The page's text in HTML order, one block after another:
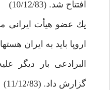
افتتاح شد. (10/12/83)
يك عضو هيأت ايرانى
اروپا بايد به ايران
البرادعى بار ديگر
گزارش داد. (11/12/83)